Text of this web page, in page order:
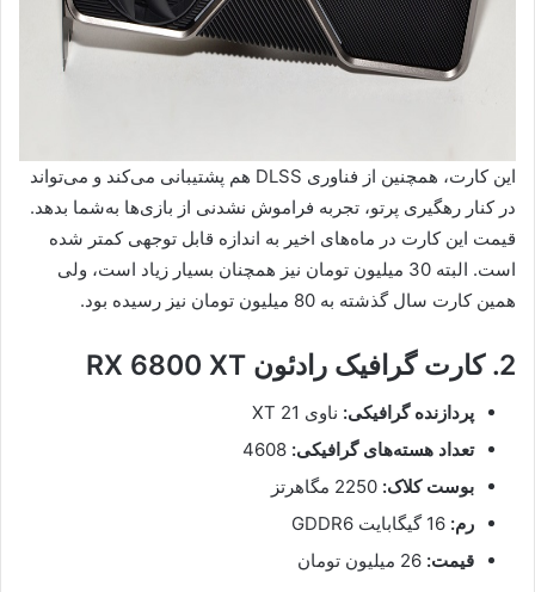
این کارت، همچنین از فناوری DLSS هم پشتیبانی می‌کند و می‌تواند
در کنار رهگیری پرتو، تجربه فراموش نشدنی از بازی‌ها به‌شما بدهد.
قیمت این کارت در ماه‌های اخیر به اندازه قابل توجهی کمتر شده
است. البته 30 میلیون تومان نیز همچنان بسیار زیاد است، ولی
همین کارت سال گذشته به 80 میلیون تومان نیز رسیده بود.
2. کارت گرافیک رادئون RX 6800 XT
پردازنده گرافیکی: ناوی 21 XT
تعداد هسته‌های گرافیکی:
بوست کلاک:
رم:
قیمت: